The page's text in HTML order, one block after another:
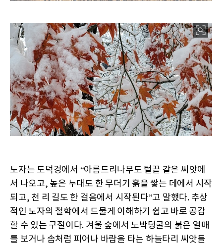
노자는 도덕경에서 “아름드리나무도 털끝 같은 씨앗에
서 나오고, 높은 누대도 한 무더기 흙을 쌓는 데에서 시작
되고, 천 리 길도 한 걸음에서 시작된다”고 말했다. 추상
적인 노자의 철학에서 드물게 이해하기 쉽고 바로 공감
할 수 있는 구절이다. 겨울 숲에서 노박덩굴의 붉은 열매
를 보거나 솜처럼 피어나 바람을 타는 하늘타리 씨앗들